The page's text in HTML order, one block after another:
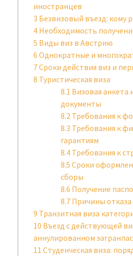
иностранцев
3 Безвизовый въезд: кому
4 Необходимость
5 Виды виз в Австрию
6 Однократные и
7Сроки действия виз и
8 Туристическая виза
8.1 Визовая анкета
документы
8.2 Требования к
8.3 Требования к
гарантиям
8.4 Требования к
8.5 Сроки
сборы
8.6 Получение
8.7 Причины
9 Транзитная виза
10 Въезд с действующей
аннулированном
11 Студенческая виза: